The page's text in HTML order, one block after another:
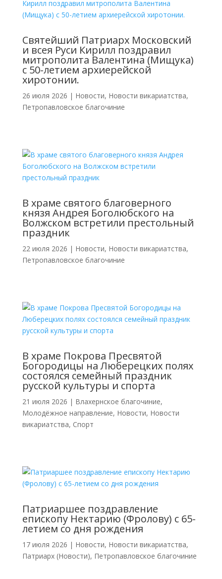
Святейший Патриарх Московский
и всея Руси Кирилл поздравил
митрополита Валентина (Мищука)
с 50-летием архиерейской
хиротонии.
26 июля 2026 | Новости, Новости викариатства,
Петропавловское благочиние
В храме святого благоверного
князя Андрея Боголюбского на
Волжском встретили престольный
праздник
22 июля 2026 | Новости, Новости викариатства,
Петропавловское благочиние
В храме Покрова Пресвятой
Богородицы на Люберецких полях
состоялся семейный праздник
русской культуры и спорта
21 июля 2026 | Влахернское благочиние,
Молодёжное направление, Новости, Новости
викариатства, Спорт
Патриаршее поздравление
епископу Нектарию (Фролову) с 65-
летием со дня рождения
17 июля 2026 | Новости, Новости викариатства,
Патриарх (Новости), Петропавловское благочиние